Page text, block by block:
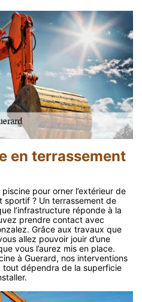
en terrassement
pour orner l’extérieur de
sportif ? Un terrassement de
l’infrastructure réponde à la
prendre contact avec
Grâce aux travaux que
allez pouvoir jouir d’une
vous l’aurez mis en place.
à Guerard, nos interventions
tout dépendra de la superficie